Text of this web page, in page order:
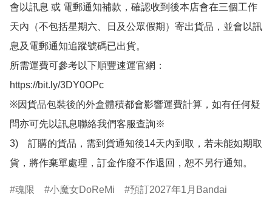
會以訊息 或 電郵通知補款，確認收到後本店會在三個工作
天內（不包括星期六、日及公眾假期）寄出貨品，並會以訊
息及電郵通知追蹤號碼已出貨。
所需運費可參考以下順豐速運官網：
https://bit.ly/3DY0OPc
※因貨品包裝後的外盒體積都會影響運費計算，如有任何疑
問亦可先以訊息聯絡我們客服查詢※
3)　訂購的貨品，需到貨通知後14天內到取，若未能如期取
貨，將作棄單處理，訂金作廢不作退回，恕不另行通知。
魂限 小魔女DoReMi 預訂2027年1月Bandai